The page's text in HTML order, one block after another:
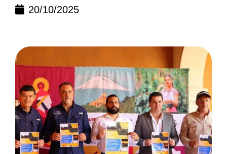
20/10/2025